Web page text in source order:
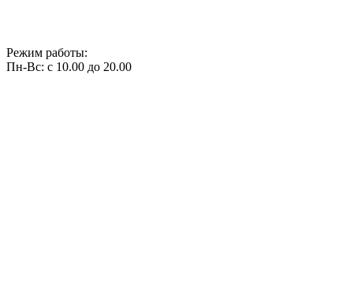
Режим работы:
Пн-Вс: с 10.00 до 20.00